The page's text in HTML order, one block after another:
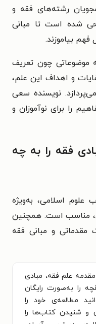
رشته‌های فقه و
شده است تا مبانی
فهم بیاموزند.
چون تعریف
و اهداف این علم،
نویسنده سعی
را برای نوآموزان و
فقه را به چه
علوم اسلامی، به‌ویژه
مناسب است. همچنین
مقدماتی و مبانی فقه
مقدمه علم فقه، مبادی
را به‌صورت رایگان
مطالعه‌ی خود را
شنیدن کتاب‌ها را